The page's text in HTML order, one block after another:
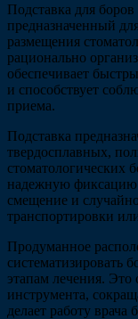
Подставка для
предназначенный
размещения
рационально
обеспечивает
и способствует
приема.
Подставка
твердосплавных,
стоматологических
надежную фиксацию
смещение и
транспортировки
Продуманное
систематизировать
этапам лечения. Это
инструмента,
делает работу врача